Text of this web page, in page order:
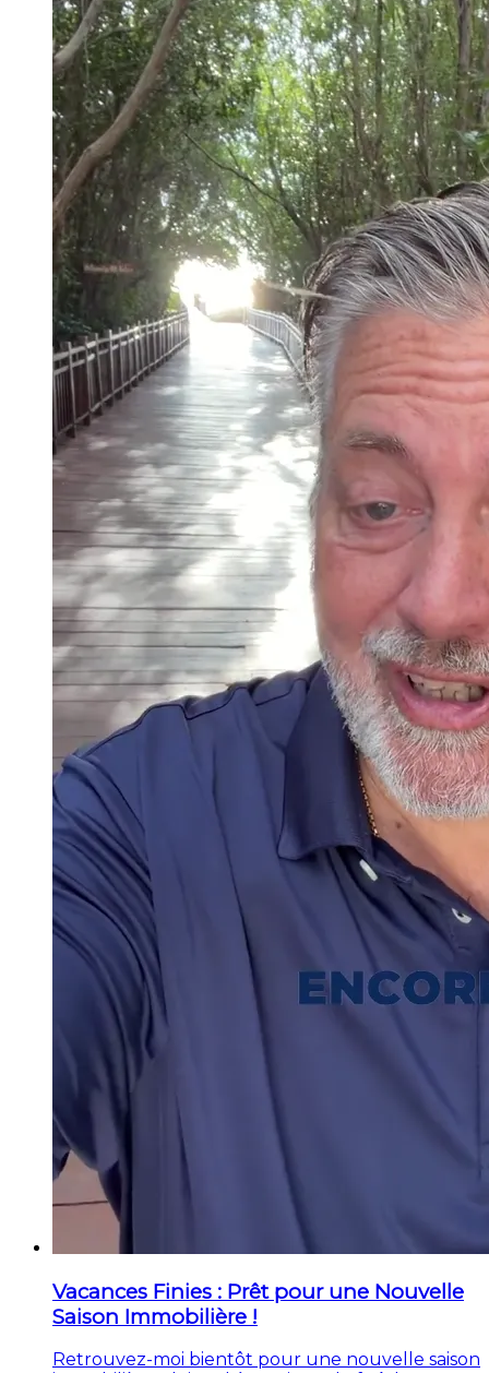
Vacances Finies : Prêt pour une Nouvelle
Saison Immobilière !
Retrouvez-moi bientôt pour une nouvelle saison